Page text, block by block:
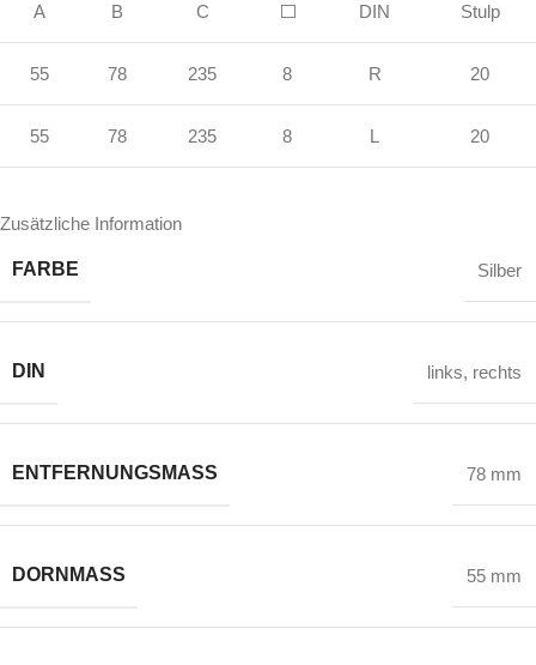
A B C ⬜ DIN Stulp
55 78 235 8 R 20
55 78 235 8 L 20
Zusätzliche Information
FARBE Silber
DIN links, rechts
ENTFERNUNGSMASS 78 mm
DORNMASS 55 mm